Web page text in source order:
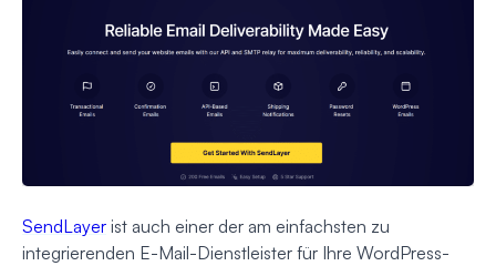
SendLayer ist auch einer der am einfachsten zu
integrierenden E-Mail-Dienstleister für Ihre WordPress-